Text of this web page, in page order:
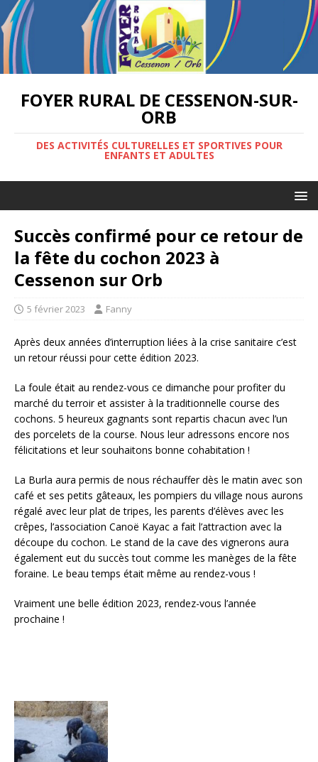
FOYER RURAL DE CESSENON-SUR-
ORB
DES ACTIVITÉS CULTURELLES ET SPORTIVES POUR
ENFANTS ET ADULTES
Succès confirmé pour ce retour de
la fête du cochon 2023 à
Cessenon sur Orb
5 février 2023 Fanny
Après deux années d’interruption liées à la crise sanitaire c’est
un retour réussi pour cette édition 2023.
La foule était au rendez-vous ce dimanche pour profiter du
marché du terroir et assister à la traditionnelle course des
cochons. 5 heureux gagnants sont repartis chacun avec l’un
des porcelets de la course. Nous leur adressons encore nos
félicitations et leur souhaitons bonne cohabitation !
La Burla aura permis de nous réchauffer dès le matin avec son
café et ses petits gâteaux, les pompiers du village nous aurons
régalé avec leur plat de tripes, les parents d’élèves avec les
crêpes, l’association Canoë Kayac a fait l’attraction avec la
découpe du cochon. Le stand de la cave des vignerons aura
également eut du succès tout comme les manèges de la fête
foraine. Le beau temps était même au rendez-vous !
Vraiment une belle édition 2023, rendez-vous l’année
prochaine !